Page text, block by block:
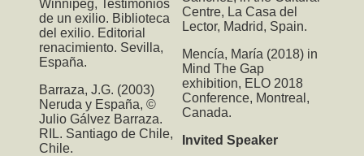
Winnipeg, Testimonios
de un exilio. Biblioteca
del exilio. Editorial
renacimiento. Sevilla,
España.
Barraza, J.G. (2003)
Neruda y España, ©
Julio Gálvez Barraza.
RIL. Santiago de Chile,
Chile.
Centre, La Casa del
Lector, Madrid, Spain.
Mencía, María (2018) in
Mind The Gap
exhibition, ELO 2018
Conference, Montreal,
Canada.
Invited Speaker